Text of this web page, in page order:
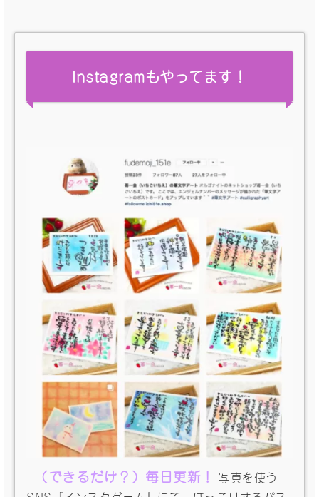
Instagramもやってます！
（できるだけ？）毎日更新！
写真を使う